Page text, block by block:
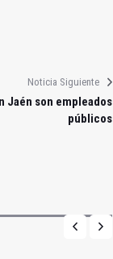
Noticia Siguiente
Jaén son empleados
públicos